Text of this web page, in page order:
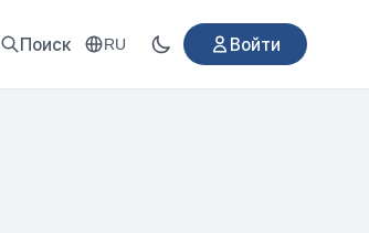
Поиск RU Войти